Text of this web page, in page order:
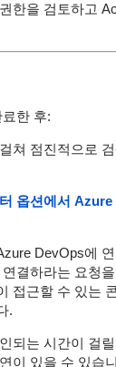
한을 검토하고
한 후:
쳐 점진적으로
옵션에서
DevOps에
결하라는 요청
접근할 수 있는
.
되는 시간이 걸
이 있을 수 있습